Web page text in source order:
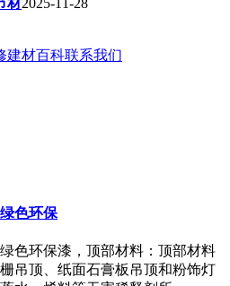
建材百科联系我们
色环保
色环保漆，顶部材料：顶部材料
吊顶、纸面石膏板吊顶和粉饰灯